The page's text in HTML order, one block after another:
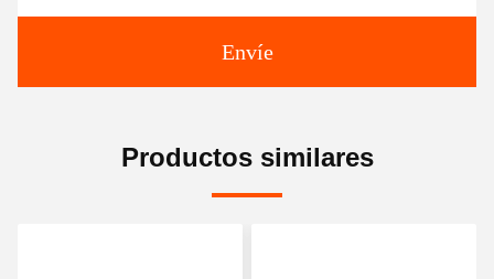
Envíe
Productos similares